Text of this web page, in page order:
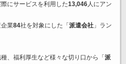
にサービスを利用した13,046人にアン
業84社を対象にした「 派遣会社」ラン
、福利厚生など様々な切り口から「 派